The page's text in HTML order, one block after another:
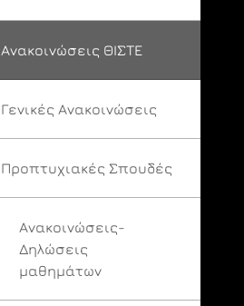
Ανακοινώσεις ΘΙΣΤΕ
Γενικές Ανακοινώσεις
Προπτυχιακές Σπουδές
Ανακοινώσεις-
Δηλώσεις
μαθημάτων